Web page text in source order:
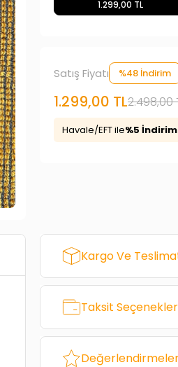
1.299,00 TL
Satış Fiyatı %48 İndirim
1.299,00 TL2.498,00
Havale/EFT ile%5 İndirim
Kargo Ve
Taksit